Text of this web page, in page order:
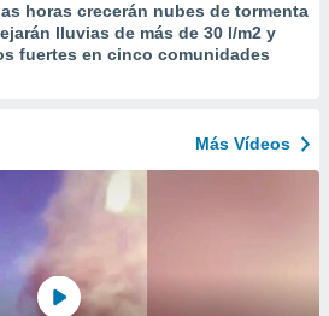
horas crecerán nubes de tormenta
lluvias de más de 30 l/m2 y
fuertes en cinco comunidades
Más Vídeos